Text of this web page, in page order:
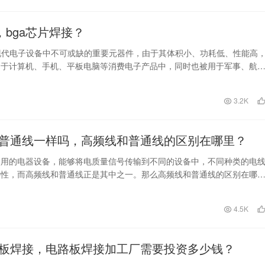
bga芯片焊接？
电子设备中不可或缺的重要元器件，由于其体积小、功耗低、性能高，
计算机、手机、平板电脑等消费电子产品中，同时也被用于军事、航空
3.2K
通线一样吗，高频线和普通线的区别在哪里？
的电器设备，能够将电质量信号传输到不同的设备中，不同种类的电线
，而高频线和普通线正是其中之一。那么高频线和普通线的区别在哪里
4.5K
焊接，电路板焊接加工厂需要投资多少钱？